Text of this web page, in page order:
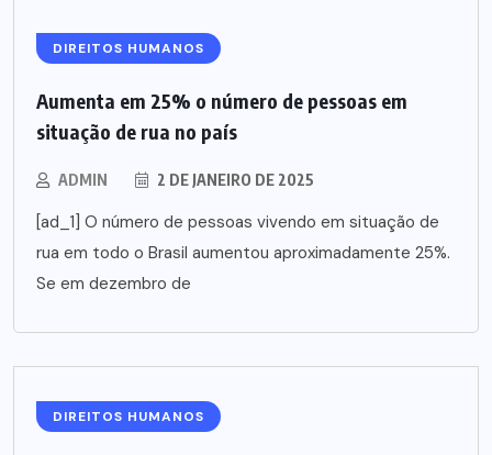
DIREITOS HUMANOS
Aumenta em 25% o número de pessoas em
situação de rua no país
ADMIN 2 DE JANEIRO DE 2025
[ad_1] O número de pessoas vivendo em situação de
rua em todo o Brasil aumentou aproximadamente 25%.
Se em dezembro de
DIREITOS HUMANOS